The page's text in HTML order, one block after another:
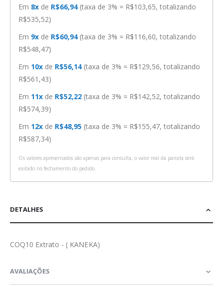
Em 8x de R$66,94 (taxa de 3% = R$103,65, totalizando
R$535,52)
Em 9x de R$60,94 (taxa de 3% = R$116,60, totalizando
R$548,47)
Em 10x de R$56,14 (taxa de 3% = R$129,56, totalizando
R$561,43)
Em 11x de R$52,22 (taxa de 3% = R$142,52, totalizando
R$574,39)
Em 12x de R$48,95 (taxa de 3% = R$155,47, totalizando
R$587,34)
Os valores apresentados são apenas para consulta, o valor real da parcela será
exibido no fechamento do pedido.
DETALHES
COQ10 Extrato - ( KANEKA)
AVALIAÇÕES